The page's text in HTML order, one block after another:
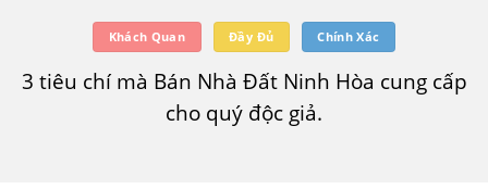
Khách Quan Đầy Đủ Chính Xác
3 tiêu chí mà Bán Nhà Đất Ninh Hòa cung cấp
cho quý độc giả.